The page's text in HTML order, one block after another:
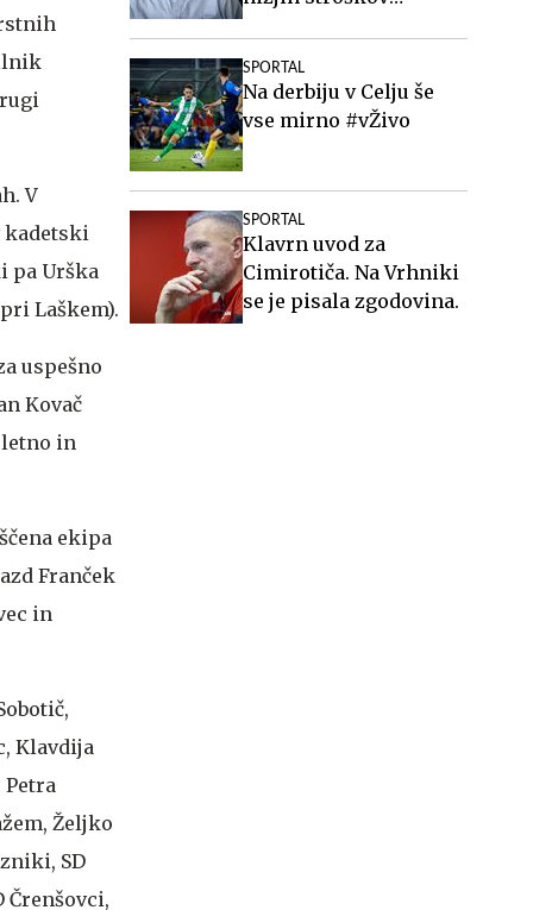
V
kadetski
pa Urška
Laškem).
uspešno
Kovač
in
ekipa
Franček
in
Klavdija
Petra
Željko
SD
Črenšovci,
SPORTAL
Na derbiju v Celju še
vse mirno #vŽivo
SPORTAL
Klavrn uvod za
Cimirotiča. Na Vrhniki
se je pisala zgodovina.